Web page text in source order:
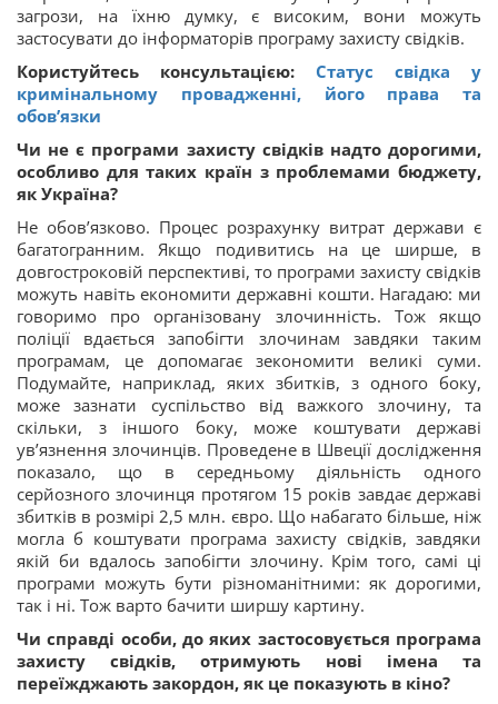
загрози, на їхню думку, є високим, вони можуть
застосувати до інформаторів програму захисту свідків.
Користуйтесь консультацією: Статус свідка у
кримінальному провадженні, його права та
обов’язки
Чи не є програми захисту свідків надто дорогими,
особливо для таких країн з проблемами бюджету,
як Україна?
Не обов’язково. Процес розрахунку витрат держави є
багатогранним. Якщо подивитись на це ширше, в
довгостроковій перспективі, то програми захисту свідків
можуть навіть економити державні кошти. Нагадаю: ми
говоримо про організовану злочинність. Тож якщо
поліції вдається запобігти злочинам завдяки таким
програмам, це допомагає зекономити великі суми.
Подумайте, наприклад, яких збитків, з одного боку,
може зазнати суспільство від важкого злочину, та
скільки, з іншого боку, може коштувати державі
ув’язнення злочинців. Проведене в Швеції дослідження
показало, що в середньому діяльність одного
серйозного злочинця протягом 15 років завдає державі
збитків в розмірі 2,5 млн. євро. Що набагато більше, ніж
могла б коштувати програма захисту свідків, завдяки
якій би вдалось запобігти злочину. Крім того, самі ці
програми можуть бути різноманітними: як дорогими,
так і ні. Тож варто бачити ширшу картину.
Чи справді особи, до яких застосовується програма
захисту свідків, отримують нові імена та
переїжджають закордон, як це показують в кіно?